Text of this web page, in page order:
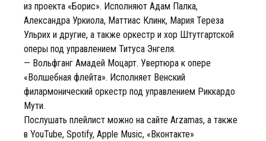
из проекта «Борис». Исполняют Адам Палка,
Александра Уркиола, Маттиас Клинк, Мария Тереза
Ульрих и другие, а также оркестр и хор Штутгартской
оперы под управлением Титуса Энгеля.
— Вольфганг Амадей Моцарт. Увертюра к опере
«Волшебная флейта». Исполняет Венский
филармонический оркестр под управлением Риккардо
Мути.
Послушать плейлист можно на сайте Arzamas, а также
в YouTube, Spotify, Apple Music, «Вконтакте»